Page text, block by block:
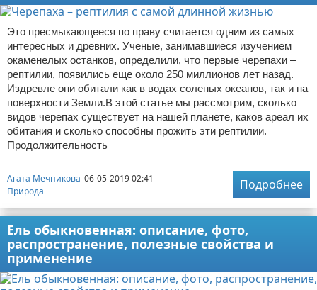
Это пресмыкающееся по праву считается одним из самых
интересных и древних. Ученые, занимавшиеся изучением
окаменелых останков, определили, что первые черепахи –
рептилии, появились еще около 250 миллионов лет назад.
Издревле они обитали как в водах соленых океанов, так и на
поверхности Земли.В этой статье мы рассмотрим, сколько
видов черепах существует на нашей планете, каков ареал их
обитания и сколько способны прожить эти рептилии.
Продолжительность
Агата Мечникова 06-05-2019 02:41
Природа
Подробнее
Ель обыкновенная: описание, фото,
распространение, полезные свойства и
применение